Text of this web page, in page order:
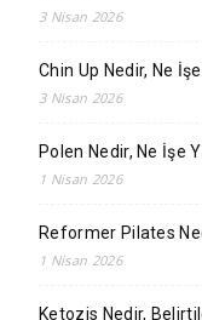
3 Nisan 2026
Chin Up Nedir, Ne
3 Nisan 2026
Polen Nedir, Ne İşe
1 Nisan 2026
Reformer Pilates
1 Nisan 2026
Ketozis Nedir,